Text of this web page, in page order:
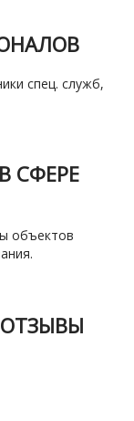
спец. служб,
СФЕРЕ
объектов